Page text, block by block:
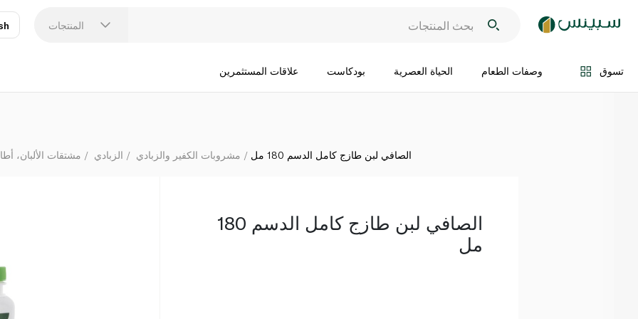
المنتجات
تسوق وصفات الطعام الحياة العصرية بودكاست علاقات المستثمرين
اضف الى السلة
مشتقات الألبان، الزبادي مشروبات الكفير والزبادي الصافي لبن طازج كامل الدسم 180 مل
الصافي لبن طازج كامل الدسم 180
مل